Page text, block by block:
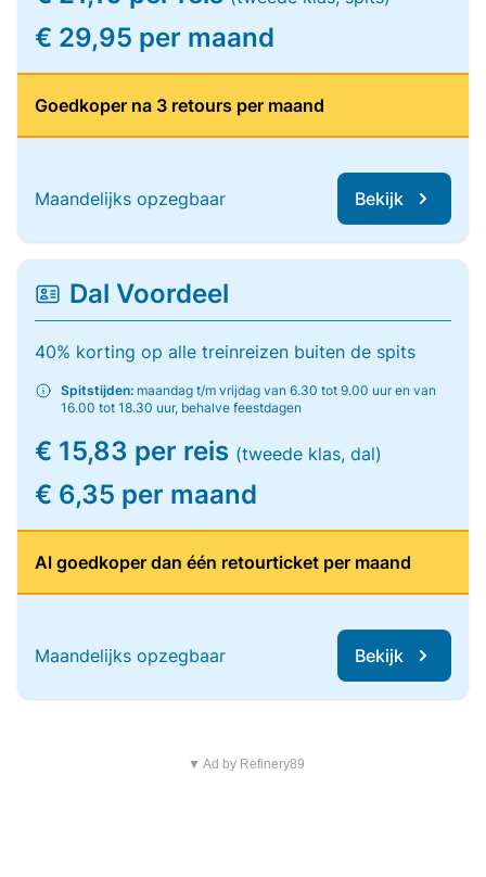
€ 29,95 per maand
Goedkoper na 3 retours per maand
Maandelijks opzegbaar Bekijk
Dal Voordeel
40% korting op alle treinreizen buiten de spits
Spitstijden: maandag t/m vrijdag van 6.30 tot 9.00 uur en van
16.00 tot 18.30 uur, behalve feestdagen
€ 15,83 per reis (tweede klas, dal)
€ 6,35 per maand
Al goedkoper dan één retourticket per maand
Maandelijks opzegbaar Bekijk
▼ Ad by Refinery89